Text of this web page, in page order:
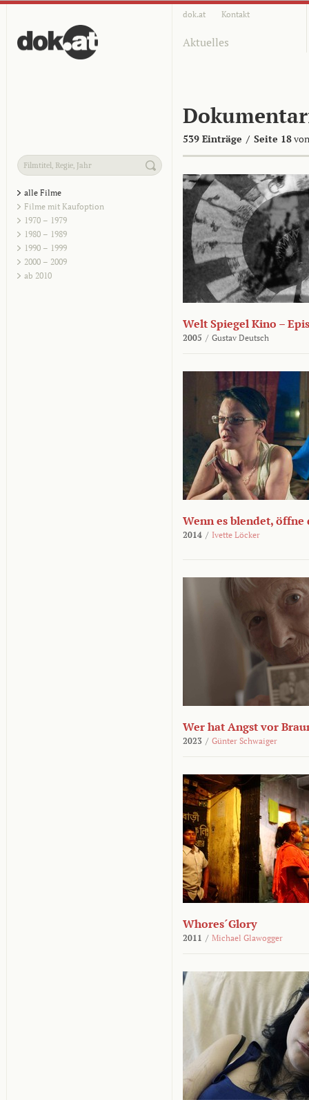
dok.at Kontakt
Aktuelles
539 Einträge / Seite 18
alle Filme
Filme mit Kaufoption
1970 – 1979
1980 – 1989
1990 – 1999
2000 – 2009
ab 2010
Welt Spiegel Kino –
2005 / Gustav Deutsch
Wenn es blendet, öffne
2014 / Ivette Löcker
Wer hat Angst vor
2023 / Günter Schwaiger
Whores´Glory
2011 / Michael Glawogger